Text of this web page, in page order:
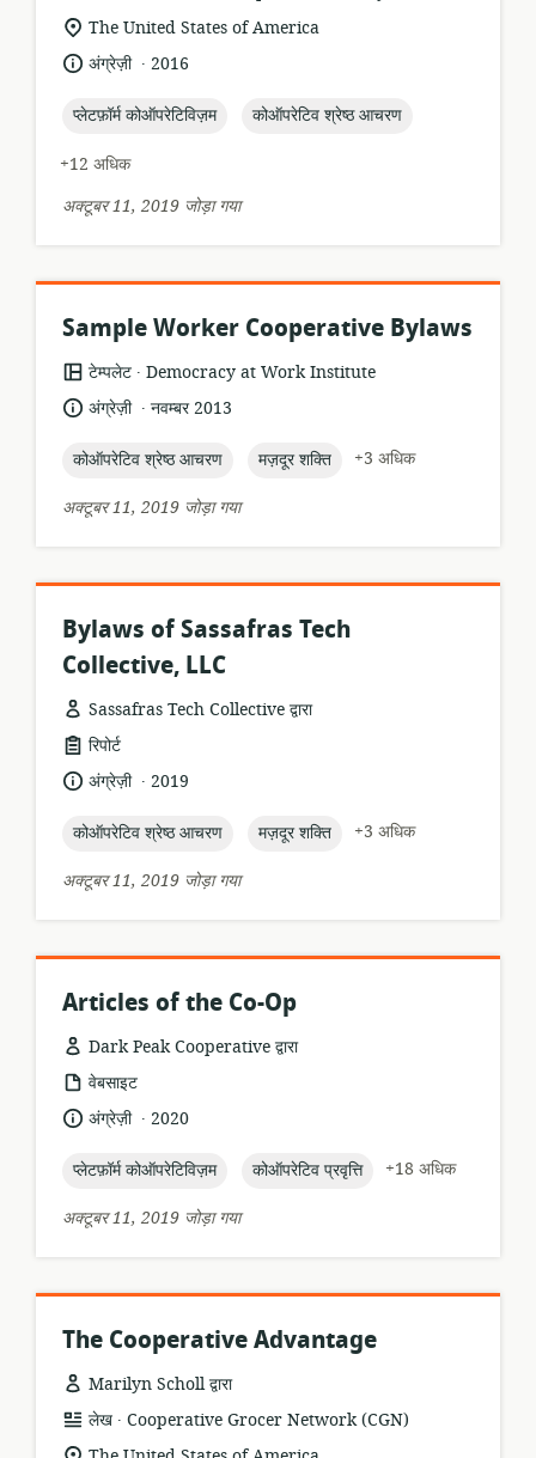
प्रारूप:
सुसंगति
का
स्थान:
The United States of America
भाषा:अंग्रेज़ी .
प्रकाशन
2016
topic:
प्लेटफ़ॉर्म कोऑपरेटिविज़म topic:
कोऑपरेटिव श्रेष्ठ आचरण
+12 अधिक
अक्टूबर 11, 2019 जोड़ा गया
Sample Worker Cooperative Bylaws
संसाधन
प्रारूप:
टेम्पलेट .
प्रकाशक:Democracy at Work Institute
भाषा:अंग्रेज़ी .
प्रकाशननवम्बर 2013
topic:
कोऑपरेटिव श्रेष्ठ आचरण topic:
मज़दूर शक्ति
+3 अधिक
अक्टूबर 11, 2019 जोड़ा गया
Bylaws of Sassafras Tech
Collective, LLC
Sassafras Tech Collective द्वारा
संसाधन
प्रारूप:
रिपोर्ट
भाषा:अंग्रेज़ी .
प्रकाशन
2019
topic:
कोऑपरेटिव श्रेष्ठ आचरण topic:
मज़दूर शक्ति
+3 अधिक
अक्टूबर 11, 2019 जोड़ा गया
Articles of the Co-Op
Dark Peak Cooperative द्वारा
संसाधन
प्रारूप:
वेबसाइट
भाषा:अंग्रेज़ी .
प्रकाशन
2020
topic:
प्लेटफ़ॉर्म कोऑपरेटिविज़म topic:
कोऑपरेटिव प्रवृत्ति
+18 अधिक
अक्टूबर 11, 2019 जोड़ा गया
The Cooperative Advantage
Marilyn Scholl द्वारा
संसाधन
प्रारूप:
लेख .
प्रकाशक:Cooperative Grocer Network (CGN)